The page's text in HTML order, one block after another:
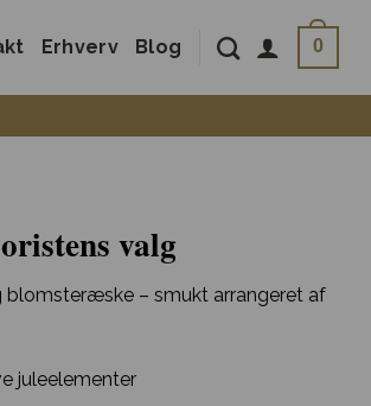
Erhverv Blog 0
valg
blomsteræske – smukt arrangeret af
juleelementer